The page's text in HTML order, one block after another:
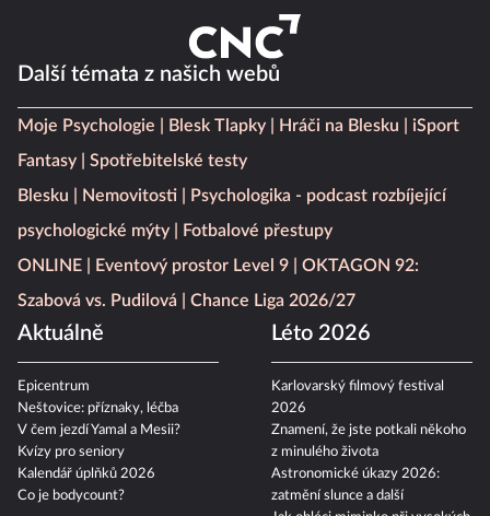
Další témata z našich webů
Moje Psychologie Blesk Tlapky
Fantasy
Spotřebitelské testy
Blesku
Nemovitosti
Psychologika - podcast rozbíjející
psychologické mýty
Fotbalové přestupy
ONLINE
Eventový prostor Level 9
OKTAGON 92:
Szabová vs. Pudilová
Chance Liga 2026/27
Aktuálně
Epicentrum
Neštovice: příznaky, léčba
V čem jezdí Yamal a Mesii?
Kvízy pro seniory
Léto 2026
Karlovarský filmový festival
2026
Znamení, že jste potkali někoho
z minulého života
Astronomické úkazy 2026: